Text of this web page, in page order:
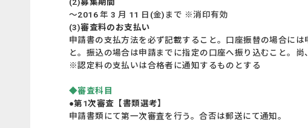
～2016 年 3 月 11 日(金)まで ※消印有効
(3)審査料のお支払い
申請書の支払方法を必ず記載すること。口座振替の場合に
と。振込の場合は申請までに指定の口座へ振り込むこと。
※認定料の支払いは合格者に通知するものとする
◆審査科目
●第1次審査【書類選考】
申請書類にて第一次審査を行う。合否は郵送にて通知。